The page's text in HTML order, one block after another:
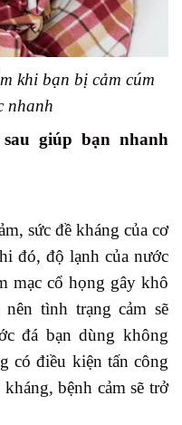
khi bạn bị cảm cúm
nhanh
giúp bạn nhanh
sức đề kháng của cơ
đó, độ lạnh của nước
mạc cổ họng gây khô
tình trạng cảm sẽ
đá bạn dùng không
có điều kiện tấn công
bệnh cảm sẽ trở